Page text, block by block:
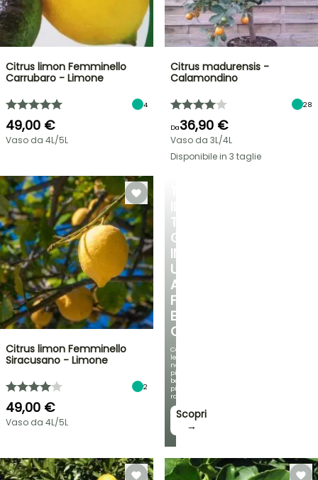
TUO
GIARDINO
IN
UN
ANGOLO
FRESCO
E
OMBREGGIATO
Con
le
nostre
più
belle
piante
rampicanti
Scopri
→
Citrus limon Femminello
Carrubaro - Limone
4
49,00 €
Vaso da 4L/5L
Citrus madurensis -
Calamondino
28
Da36,90 €
Vaso da 3L/4L
Disponibile in 3 taglie
Citrus limon Femminello
Siracusano - Limone
2
49,00 €
Vaso da 4L/5L